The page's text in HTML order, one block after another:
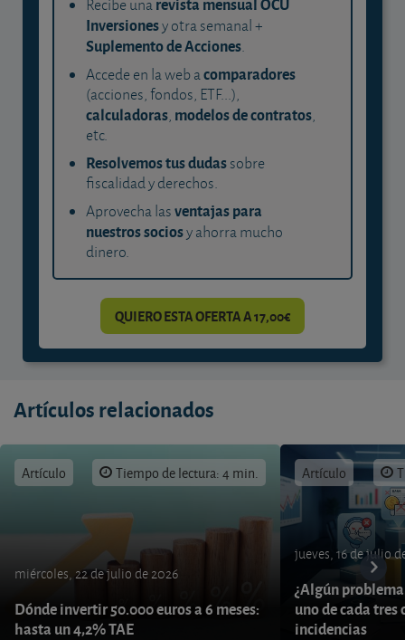
Recibe una
Inversionesy otra semanal +
Suplemento de Acciones.
Accede en la web acomparadores
(acciones, fondos, ETF...),
calculadoras, modelos de contratos,
etc.
Resolvemos tus dudassobre
fiscalidad y derechos.
Aprovecha lasventajas para
nuestros sociosy ahorra mucho
dinero.
QUIERO ESTA OFERTA A 17,00€
Artículos relacionados
Artículo Tiempo de lectura: 4 min.
miércoles, 22 de julio de 2026
Dónde invertir 50.000 euros a 6 meses:
hasta un 4,2% TAE
Artículo
jueves, 16 de julio
¿Algún problema
uno de cada
incidencias